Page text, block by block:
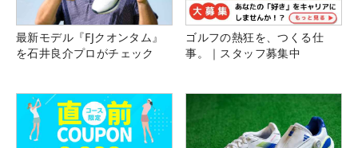
最新モデル『FJクオンタム』
を石井良介プロがチェック
ゴルフの熱狂を、つくる仕
事。｜スタッフ募集中